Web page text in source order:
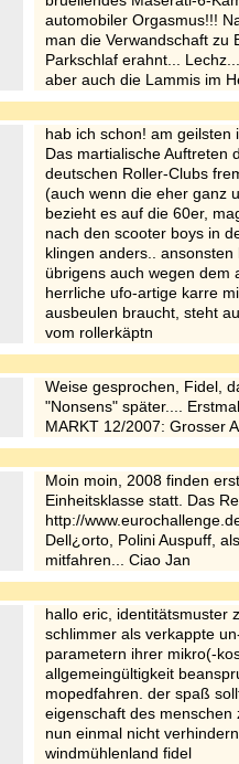
automobiler Orgasmus!!!
man die Verwandschaft zu
Parkschlaf erahnt...
aber auch die Lammis im
hab ich schon! am
Das martialische Auftreten
deutschen Roller-Clubs
(auch wenn die eher ganz
bezieht es auf die 60er,
nach den scooter boys in
klingen anders..
übrigens auch wegen dem
herrliche ufo-artige karre
ausbeulen braucht, steht
vom rollerkäptn
Weise gesprochen, Fidel,
"Nonsens" später....
MARKT 12/2007: Grosser
Moin moin, 2008 finden
Einheitsklasse statt. Das
http://
Dell¿orto, Polini Auspuff,
mitfahren... Ciao Jan
hallo eric, identitätsmuster
schlimmer als verkappte
parametern ihrer mikro(-
allgemeingültigkeit
mopedfahren. der spaß
eigenschaft des menschen
nun einmal nicht
windmühlenland fidel